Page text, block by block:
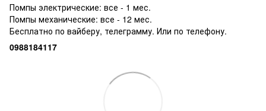
Помпы электрические: все - 1 мес.
Помпы механические: все - 12 мес.
Бесплатно по вайберу, телеграмму. Или по телефону.
0988184117